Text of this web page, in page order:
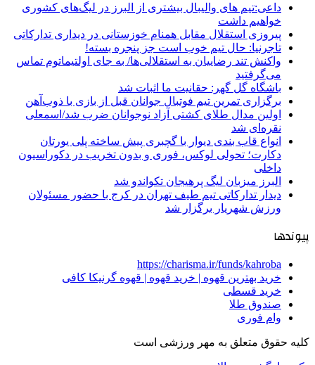
داعی:تیم های والیبال بیشتری از البرز در لیگ‌های کشوری
خواهیم داشت
پیروزی استقلال مقابل همنام خوزستانی در دیداری تدارکاتی
تاجرنیا: حال تیم خوب است جز پنجره بسته!
واکنش تند رضاییان به استقلالی‌ها/ به جای اولتیماتوم تماس
می‌گرفتید
باشگاه گل گهر: حقانیت ما اثبات شد
برگزاری تمرین تیم فوتبال جوانان قبل از بازی با ذوب‌آهن
اولین مدال طلای کشتی آزاد نوجوانان ضرب شد/اسمعلی
نقره‌ای شد
انواع قاب بندی دیوار با گچبری پیش ساخته پلی یورتان
دکارت؛ تحولی لوکس، فوری و بدون تخریب در دکوراسیون
داخلی
البرز میزبان لیگ پرهیجان تکواندو شد
دیدار تدارکاتی تیم طیف تهران در کرج با حضور مسئولان
ورزش شهریار برگزار شد
پیوندها
https://charisma.ir/funds/kahroba
خرید بهترین قهوه | خرید قهوه | قهوه گرنیکا کافی
خرید قسطی
صندوق طلا
وام فوری
کلیه حقوق متعلق به مهر ورزشی است